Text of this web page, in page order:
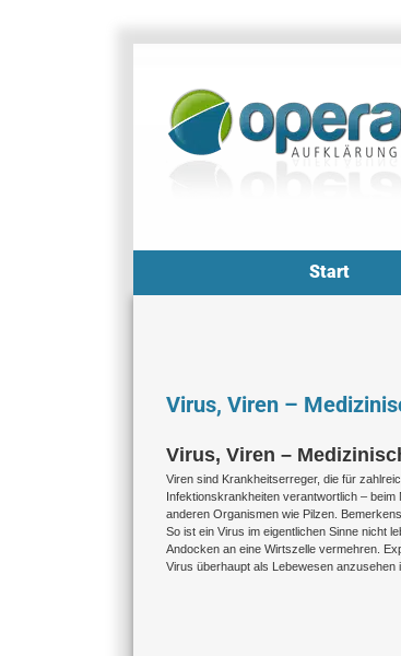
Start
Virus, Viren –
Virus, Viren –
Viren sind Krankheitserreger, die für
Infektionskrankheiten verantwortlich –
anderen Organismen wie Pilzen.
So ist ein Virus im eigentlichen Sinne nicht
Andocken an eine Wirtszelle vermehren.
Virus überhaupt als Lebewesen anzusehen